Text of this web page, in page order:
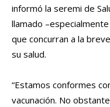
informó la seremi de
llamado
que concurran a la
su salud.
“Estamos conformes
vacunación. No